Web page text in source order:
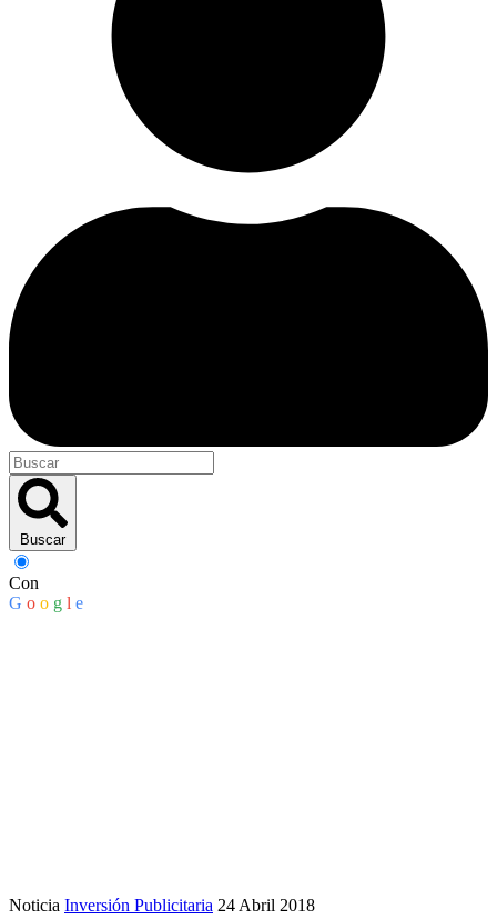
Buscar
Con
G o o g l e
Noticia Inversión Publicitaria 24 Abril 2018